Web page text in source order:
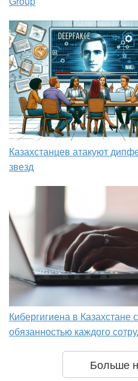
Казахстанцев атакуют
звезд
Кибергигиена в
обязанностью каждого
Больше